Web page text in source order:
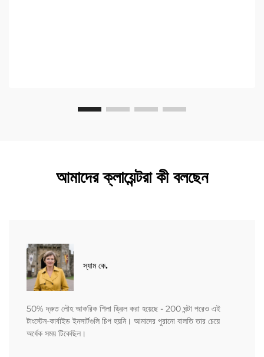
আমাদের ক্লায়েন্টরা কী বলছেন
স্যাম কে.
50% দ্রুত লৌহ আকরিক শিলা ড্রিল করা হয়েছে - 200 ঘন্টা পরেও এই
টাংস্টেন-কার্বাইড ইনসার্টগুলি চিপ হয়নি। আমাদের পুরানো বালতি তার চেয়ে
অর্ধেক সময় টিকেছিল।